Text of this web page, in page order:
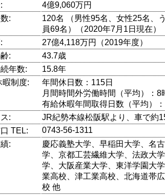
4億9,060万円
:
120名 （男性95名、女性25名、
員69名）（2020年7月1日現在）
27億4,118万円（2019年度）
:
43.7歳
年数:
15.8年
暇制度:
年間休日数：115日
月間時間外労働時間（平均）：8
有給休暇年間取得日数（平均）：
:
JR紀勢本線松阪駅より、車で約
TEL:
0743-56-1311
:
慶応義塾大学、早稲田大学、名
学、京都工芸繊維大学、法政大
学、大阪産業大学、東洋学園大
業高校、津工業高校、北海道帯
校 他